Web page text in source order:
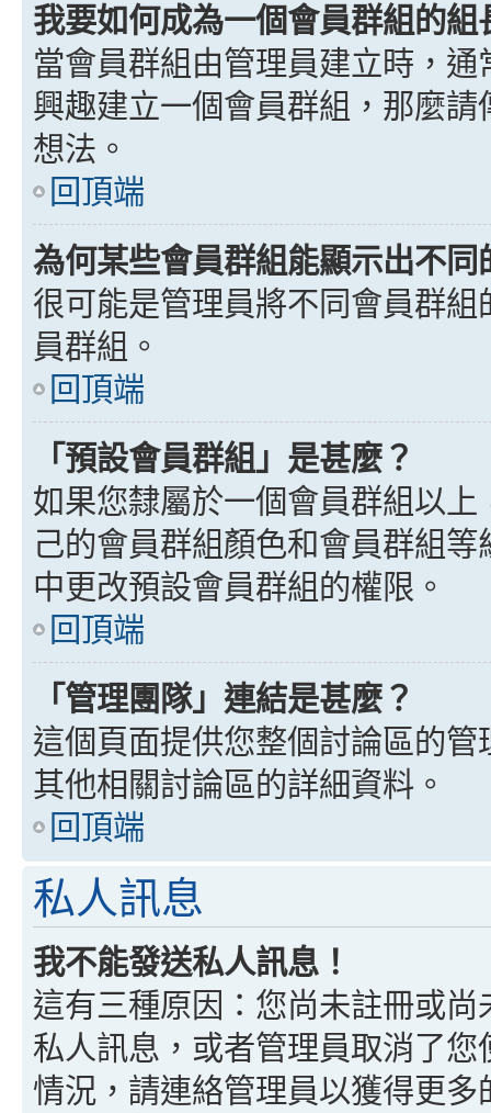
我要如何成為一個會員群組的組
當會員群組由管理員建立時，
興趣建立一個會員群組，那麼
想法。
回頂端
為何某些會員群組能顯示出不同
很可能是管理員將不同會員群
員群組。
回頂端
「預設會員群組」是甚麼？
如果您隸屬於一個會員群組以
己的會員群組顏色和會員群組
中更改預設會員群組的權限。
回頂端
「管理團隊」連結是甚麼？
這個頁面提供您整個討論區的
其他相關討論區的詳細資料。
回頂端
私人訊息
我不能發送私人訊息！
這有三種原因：您尚未註冊或
私人訊息，或者管理員取消了
情況，請連絡管理員以獲得更多